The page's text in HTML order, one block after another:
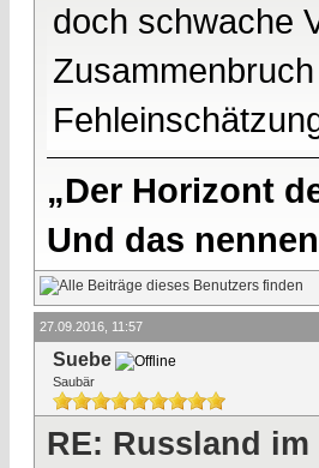
doch schwache
„Der Horizont
Und das
27.09.2016, 11:57
Suebe
Saubär
RE: Russland im